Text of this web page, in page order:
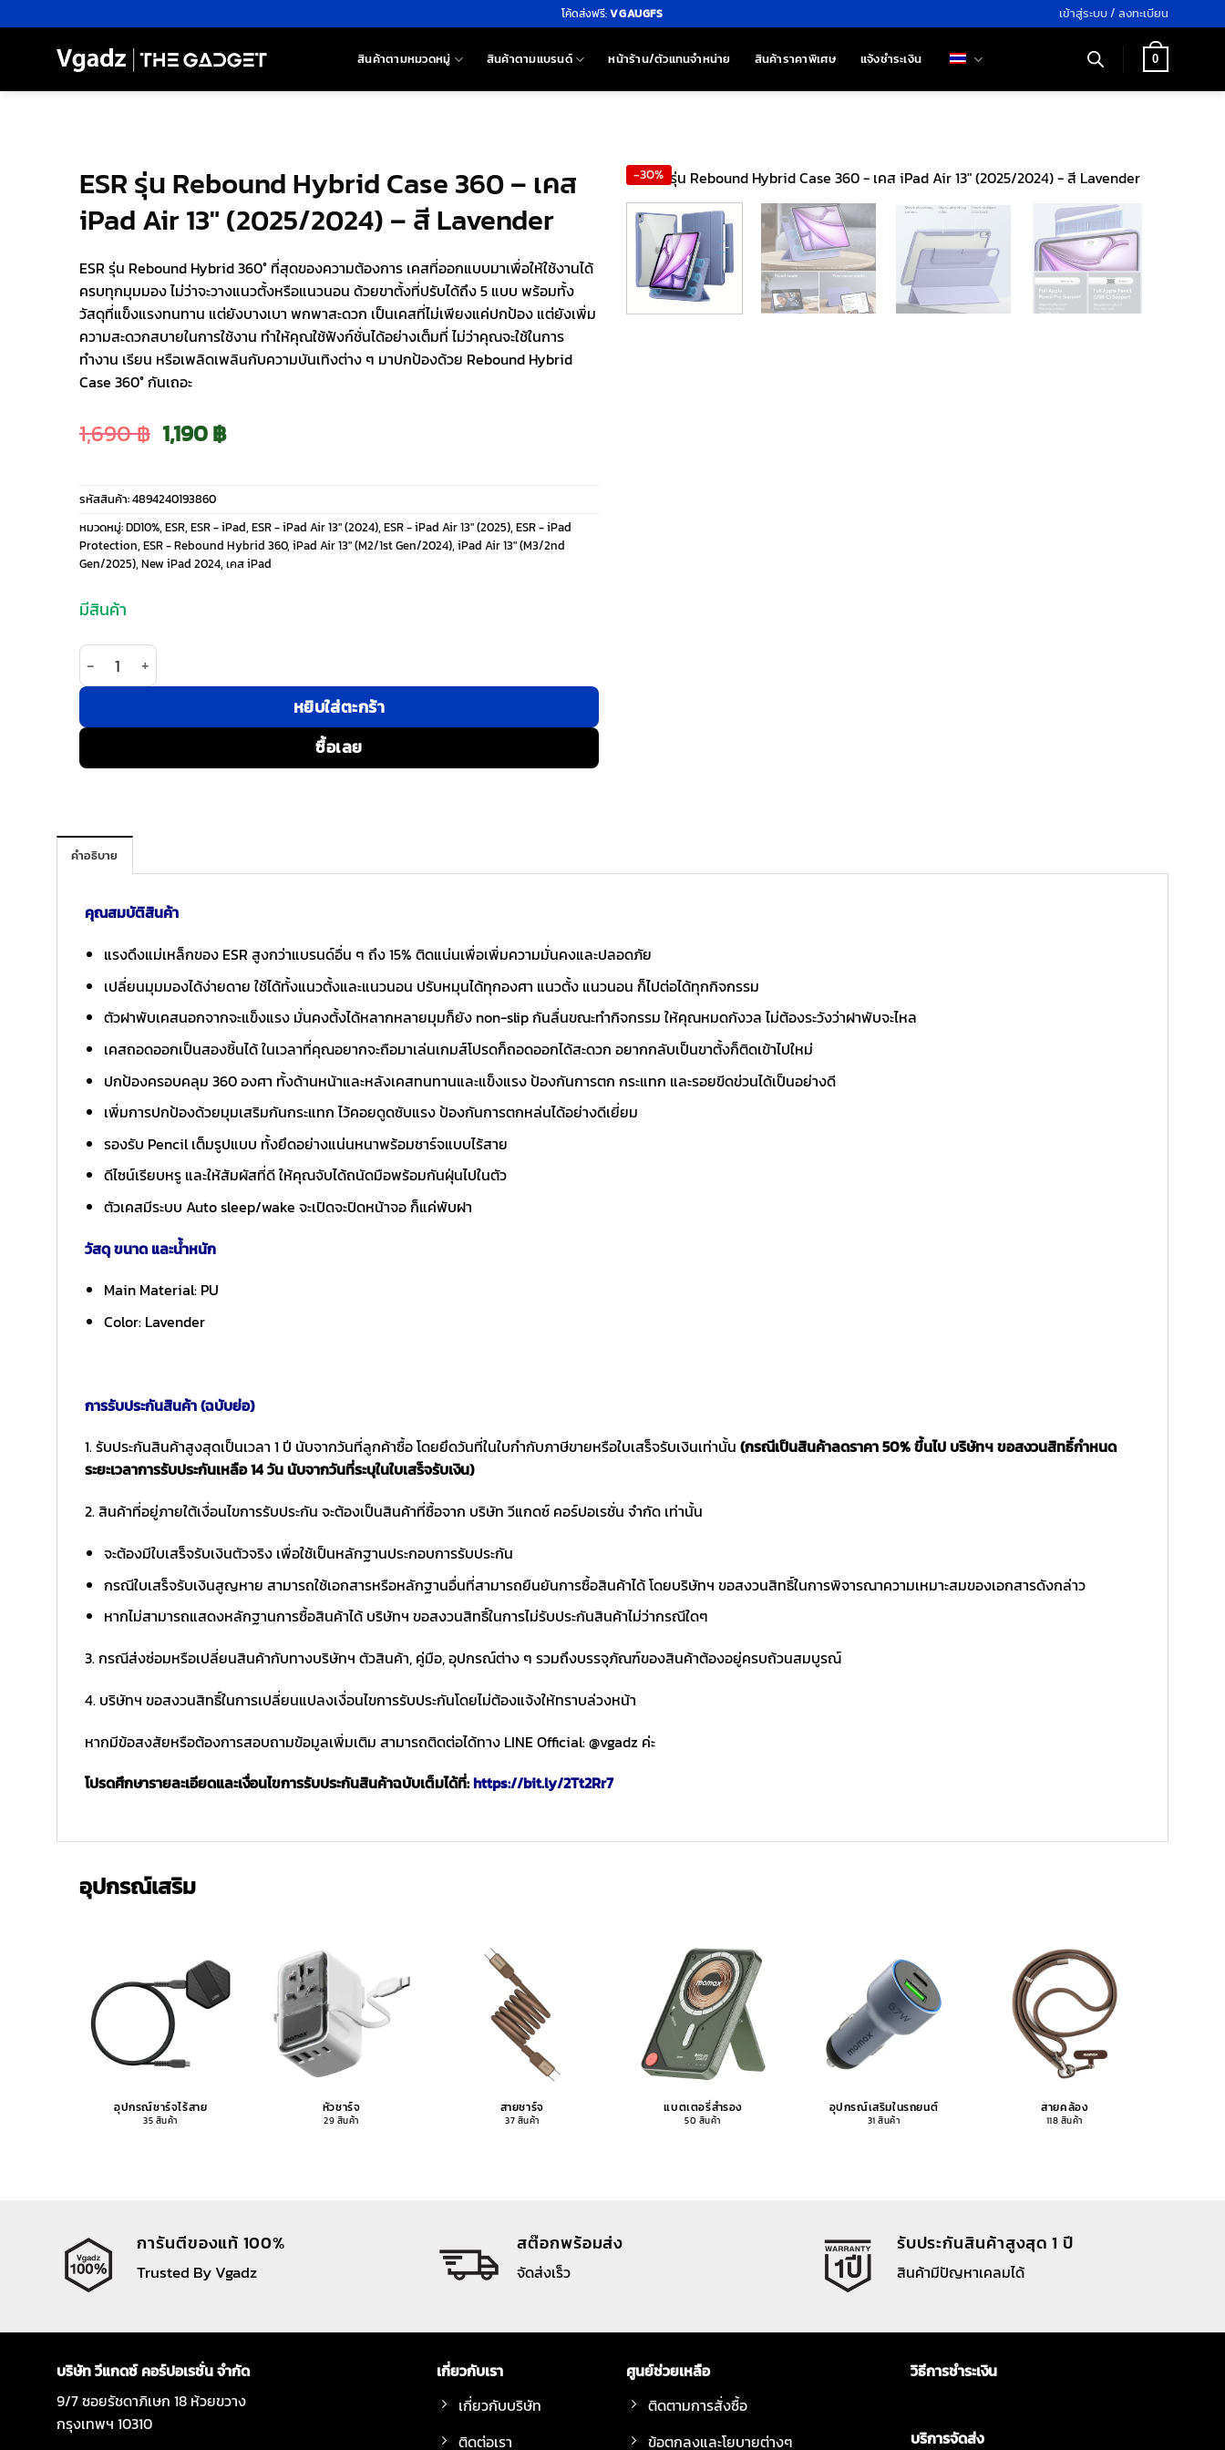
ไป
โค้ดส่งฟรี:VGAUGFS เข้าสู่ระบบ / ลงทะเบียน
สินค้าตามหมวดหมู่ สินค้าตามแบรนด์ หน้าร้าน/ตัวแทนจำหน่าย สินค้าราคาพิเศษ แจ้งชำระเงิน 0
ESR รุ่น Rebound Hybrid Case 360 – เคส
iPad Air 13″ (2025/2024) – สี Lavender
ESR รุ่น Rebound Hybrid 360° ที่สุดของความต้องการ เคสที่ออกแบบมาเพื่อให้ใช้งานได้
ครบทุกมุมมอง ไม่ว่าจะวางแนวตั้งหรือแนวนอน ด้วยขาตั้งที่ปรับได้ถึง 5 แบบ พร้อมทั้ง
วัสดุที่แข็งแรงทนทาน แต่ยังบางเบา พกพาสะดวก เป็นเคสที่ไม่เพียงแค่ปกป้อง แต่ยังเพิ่ม
ความสะดวกสบายในการใช้งาน ทำให้คุณใช้ฟังก์ชั่นได้อย่างเต็มที่ ไม่ว่าคุณจะใช้ในการ
ทำงาน เรียน หรือเพลิดเพลินกับความบันเทิงต่าง ๆ มาปกป้องด้วย Rebound Hybrid
Case 360° กันเถอะ
1,690฿ Original
price
was:
1,690 ฿.
1,190฿Current
price
is:
1,190 ฿.
รหัสสินค้า:4894240193860
หมวดหมู่:DD10%, ESR, ESR - iPad, ESR - iPad Air 13" (2024), ESR - iPad Air 13" (2025), ESR - iPad
Protection, ESR - Rebound Hybrid 360, iPad Air 13" (M2/1st Gen/2024), iPad Air 13" (M3/2nd
Gen/2025), New iPad 2024, เคส iPad
มีสินค้า
จำนวน ESR รุ่น Rebound Hybrid Case 360 - เคส iPad Air 13" (2025/2024) - สี Lavender ชิ้น
หยิบใส่ตะกร้า
ซื้อเลย
-30%
คำอธิบาย
คุณสมบัติสินค้า
แรงดึงแม่เหล็กของ ESR สูงกว่าแบรนด์อื่น ๆ ถึง 15% ติดแน่นเพื่อเพิ่มความมั่นคงและปลอดภัย
เปลี่ยนมุมมองได้ง่ายดาย ใช้ได้ทั้งแนวตั้งและแนวนอน ปรับหมุนได้ทุกองศา แนวตั้ง แนวนอน ก็ไปต่อได้ทุกกิจกรรม
ตัวฝาพับเคสนอกจากจะแข็งแรง มั่นคงตั้งได้หลากหลายมุมก็ยัง non-slip กันลื่นขณะทำกิจกรรม ให้คุณหมดกังวล ไม่ต้องระวังว่าฝาพับจะไหล
เคสถอดออกเป็นสองชิ้นได้ ในเวลาที่คุณอยากจะถือมาเล่นเกมส์โปรดก็ถอดออกได้สะดวก อยากกลับเป็นขาตั้งก็ติดเข้าไปใหม่
ปกป้องครอบคลุม 360 องศา ทั้งด้านหน้าและหลังเคสทนทานและแข็งแรง ป้องกันการตก กระแทก และรอยขีดข่วนได้เป็นอย่างดี
เพิ่มการปกป้องด้วยมุมเสริมกันกระแทก ไว้คอยดูดซับแรง ป้องกันการตกหล่นได้อย่างดีเยี่ยม
รองรับ Pencil เต็มรูปแบบ ทั้งยึดอย่างแน่นหนาพร้อมชาร์จแบบไร้สาย
ดีไซน์เรียบหรู และให้สัมผัสที่ดี ให้คุณจับได้ถนัดมือพร้อมกันฝุ่นไปในตัว
ตัวเคสมีระบบ Auto sleep/wake จะเปิดจะปิดหน้าจอ ก็แค่พับฝา
วัสดุ ขนาด และน้ำหนัก
Main Material: PU
Color: Lavender
การรับประกันสินค้า (ฉบับย่อ)
1. รับประกันสินค้าสูงสุดเป็นเวลา 1 ปี นับจากวันที่ลูกค้าซื้อ โดยยึดวันที่ในใบกำกับภาษีขายหรือใบเสร็จรับเงินเท่านั้น (กรณีเป็นสินค้าลดราคา 50% ขึ้นไป บริษัทฯ ขอสงวนสิทธิ์กำหนด
ระยะเวลาการรับประกันเหลือ 14 วัน นับจากวันที่ระบุในใบเสร็จรับเงิน)
2. สินค้าที่อยู่ภายใต้เงื่อนไขการรับประกัน จะต้องเป็นสินค้าที่ซื้อจาก บริษัท วีแกดซ์ คอร์ปอเรชั่น จำกัด เท่านั้น
จะต้องมีใบเสร็จรับเงินตัวจริง เพื่อใช้เป็นหลักฐานประกอบการรับประกัน
กรณีใบเสร็จรับเงินสูญหาย สามารถใช้เอกสารหรือหลักฐานอื่นที่สามารถยืนยันการซื้อสินค้าได้ โดยบริษัทฯ ขอสงวนสิทธิ์ในการพิจารณาความเหมาะสมของเอกสารดังกล่าว
หากไม่สามารถแสดงหลักฐานการซื้อสินค้าได้ บริษัทฯ ขอสงวนสิทธิ์ในการไม่รับประกันสินค้าไม่ว่ากรณีใดๆ
3. กรณีส่งซ่อมหรือเปลี่ยนสินค้ากับทางบริษัทฯ ตัวสินค้า, คู่มือ, อุปกรณ์ต่าง ๆ รวมถึงบรรจุภัณฑ์ของสินค้าต้องอยู่ครบถ้วนสมบูรณ์
4. บริษัทฯ ขอสงวนสิทธิ์ในการเปลี่ยนแปลงเงื่อนไขการรับประกันโดยไม่ต้องแจ้งให้ทราบล่วงหน้า
หากมีข้อสงสัยหรือต้องการสอบถามข้อมูลเพิ่มเติม สามารถติดต่อได้ทาง LINE Official: @vgadz ค่ะ
โปรดศึกษารายละเอียดและเงื่อนไขการรับประกันสินค้าฉบับเต็มได้ที่:https://bit.ly/2Tt2Rr7
อุปกรณ์เสริม
อุปกรณ์ชาร์จไร้สาย
35 สินค้า
หัวชาร์จ
29 สินค้า
สายชาร์จ
37 สินค้า
แบตเตอรี่สำรอง
50 สินค้า
อุปกรณ์เสริมในรถยนต์
31 สินค้า
สายคล้อง
118 สินค้า
การันตีของแท้ 100%
Trusted By Vgadz
สต๊อกพร้อมส่ง
จัดส่งเร็ว
รับประกันสินค้าสูงสุด 1 ปี
สินค้ามีปัญหาเคลมได้
บริษัท วีแกดซ์ คอร์ปอเรชั่น จำกัด
9/7 ซอยรัชดาภิเษก 18 ห้วยขวาง
กรุงเทพฯ 10310
เกี่ยวกับเรา
เกี่ยวกับบริษัท
ติดต่อเรา
ศูนย์ช่วยเหลือ
ติดตามการสั่งซื้อ
ข้อตกลงและโยบายต่างๆ
วิธีการชำระเงิน
บริการจัดส่ง